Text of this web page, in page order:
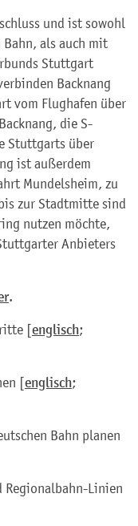
und ist sowohl
Bahn, als auch mit
Stuttgart
Backnang
vom Flughafen über
die S-
Stuttgarts über
ist außerdem
Mundelsheim, zu
zur Stadtmitte sind
nutzen möchte,
Anbieters
.
[englisch;
[englisch;
Bahn planen
Regionalbahn-Linien